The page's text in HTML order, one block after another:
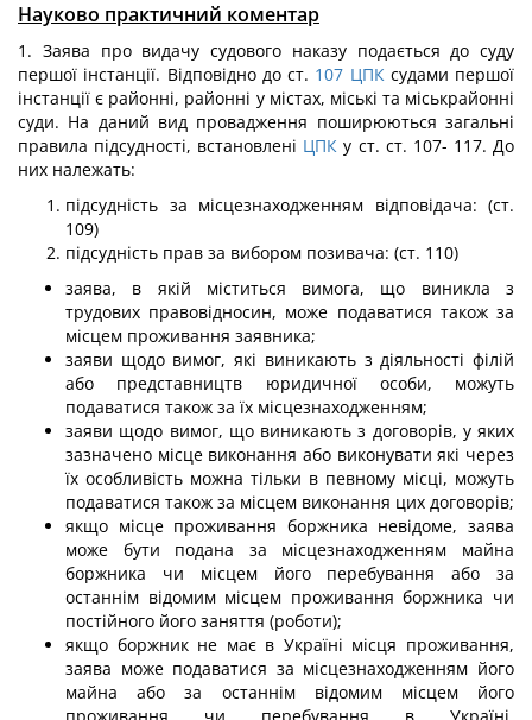
Науково практичний коментар
1. Заява про видачу судового наказу подається до суду
першої інстанції. Відповідно до ст. 107 ЦПКсудами першої
інстанції є районні, районні у містах, міські та міськрайонні
суди. На даний вид провадження поширюються загальні
правила підсудності, встановлені ЦПК у ст. ст. 107- 117. До
них належать:
підсудність за місцезнаходженням відповідача: (ст.
109)
підсудність прав за вибором позивача: (ст. 110)
заява, в якій міститься вимога, що виникла з
трудових правовідносин, може подаватися також за
місцем проживання заявника;
заяви щодо вимог, які виникають з діяльності філій
або представництв юридичної особи, можуть
подаватися також за їх місцезнаходженням;
заяви щодо вимог, що виникають з договорів, у яких
зазначено місце виконання або виконувати які через
їх особливість можна тільки в певному місці, можуть
подаватися також за місцем виконання цих договорів;
якщо місце проживання боржника невідоме, заява
може бути подана за місцезнаходженням майна
боржника чи місцем його перебування або за
останнім відомим місцем проживання боржника чи
постійного його заняття (роботи);
якщо боржник не має в Україні місця проживання,
заява може подаватися за місцезнаходженням його
майна або за останнім відомим місцем його